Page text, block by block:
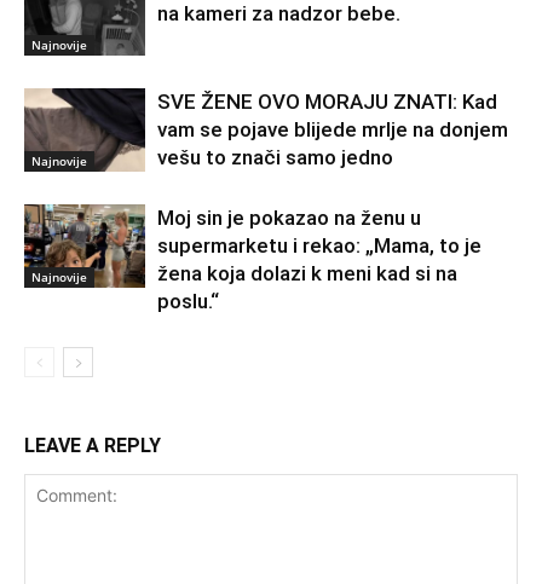
Najnovije
na kameri za nadzor bebe.
Najnovije
SVE ŽENE OVO MORAJU ZNATI: Kad
vam se pojave blijede mrlje na donjem
vešu to znači samo jedno
Najnovije
Moj sin je pokazao na ženu u
supermarketu i rekao: „Mama, to je
žena koja dolazi k meni kad si na
poslu.“
LEAVE A REPLY